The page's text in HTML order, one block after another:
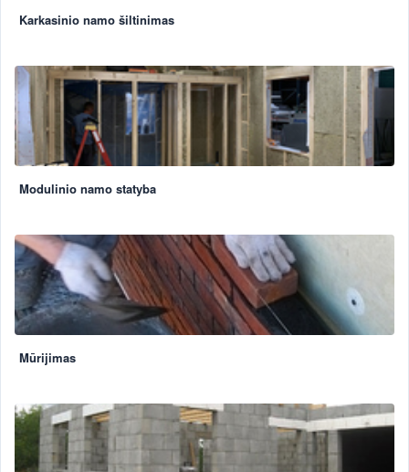
Karkasinio namo šiltinimas
Modulinio namo statyba
Mūrijimas